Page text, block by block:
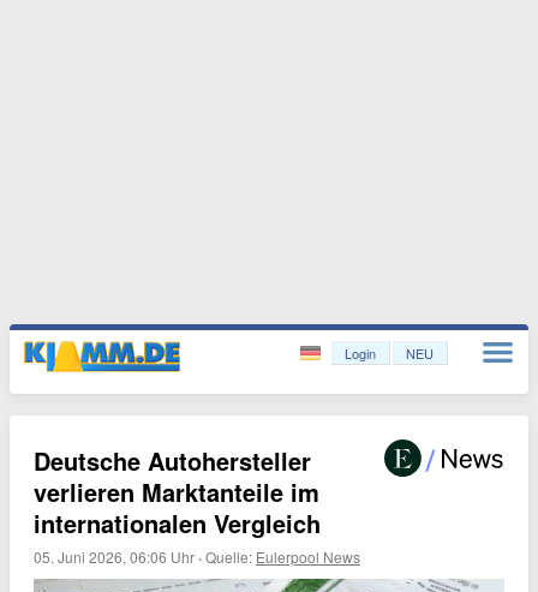
Login NEU
Deutsche Autohersteller
verlieren Marktanteile im
internationalen Vergleich
05. Juni 2026, 06:06 Uhr ·Quelle: Eulerpool News